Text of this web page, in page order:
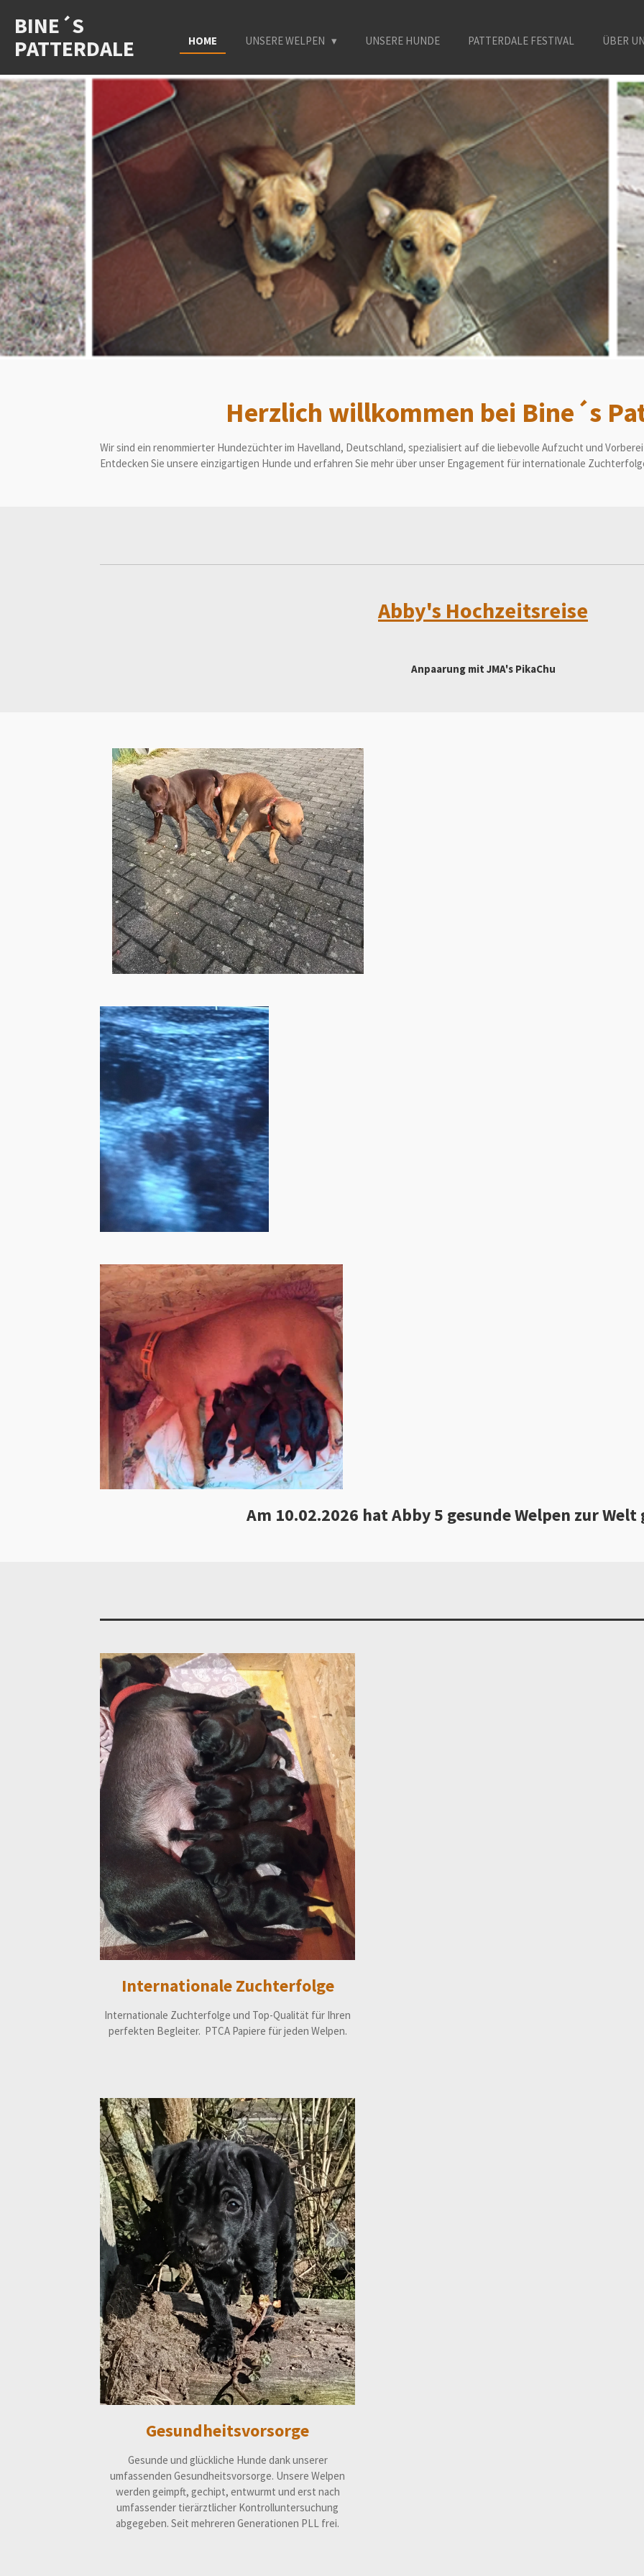
Hauptinhalt
springen
BINE´S
PATTERDALE
HOME UNSERE WELPEN UNSERE HUNDE PATTERDALE FESTIVAL ÜBER
Herzlich willkommen bei Bine´s
Wir sind ein renommierter Hundezüchter im Havelland, Deutschland, spezialisiert auf die liebevolle Aufzucht und
Entdecken Sie unsere einzigartigen Hunde und erfahren Sie mehr über unser Engagement für internationale
Abby's Hochzeitsreise
Anpaarung mit JMA's PikaChu
Am 10.02.2026 hat Abby 5 gesunde Welpen zur Welt
Internationale Zuchterfolge
Internationale Zuchterfolge und Top-Qualität für Ihren
perfekten Begleiter. PTCA Papiere für jeden Welpen.
Gesundheitsvorsorge
Gesunde und glückliche Hunde dank unserer
umfassenden Gesundheitsvorsorge. Unsere Welpen
werden geimpft, gechipt, entwurmt und erst nach
umfassender tierärztlicher Kontrolluntersuchung
abgegeben. Seit mehreren Generationen PLL frei.